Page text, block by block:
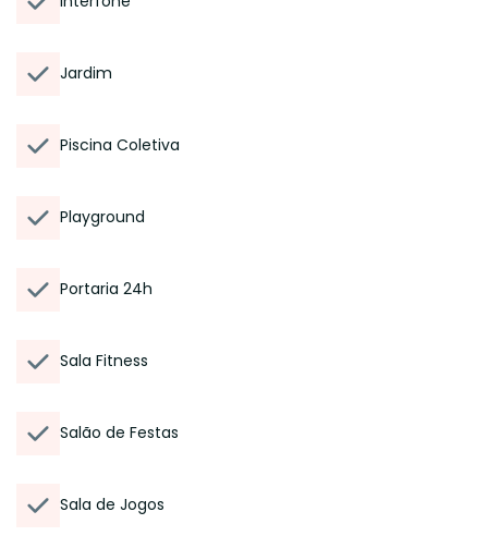
Jardim
Piscina Coletiva
Playground
Portaria 24h
Sala Fitness
Salão de Festas
Sala de Jogos